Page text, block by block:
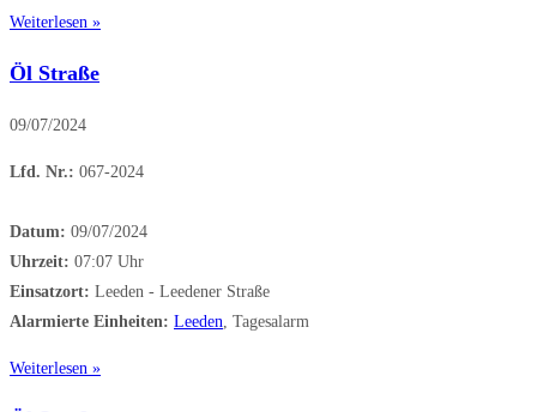
Weiterlesen »
Öl Straße
09/07/2024
Lfd. Nr.: 067-2024
Datum: 09/07/2024
Uhrzeit: 07:07 Uhr
Einsatzort: Leeden - Leedener Straße
Alarmierte Einheiten: Leeden, Tagesalarm
Weiterlesen »